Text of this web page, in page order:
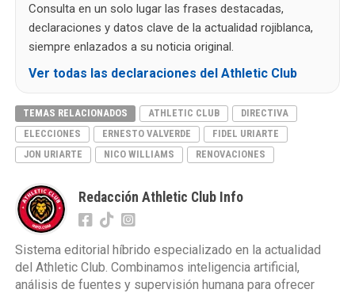
Consulta en un solo lugar las frases destacadas,
declaraciones y datos clave de la actualidad rojiblanca,
siempre enlazados a su noticia original.
Ver todas las declaraciones del Athletic Club
TEMAS RELACIONADOS ATHLETIC CLUB
DIRECTIVA
ELECCIONES
ERNESTO VALVERDE
FIDEL URIARTE
JON URIARTE
NICO WILLIAMS RENOVACIONES
Redacción Athletic Club Info
Sistema editorial híbrido especializado en la actualidad
del Athletic Club. Combinamos inteligencia artificial,
análisis de fuentes y supervisión humana para ofrecer